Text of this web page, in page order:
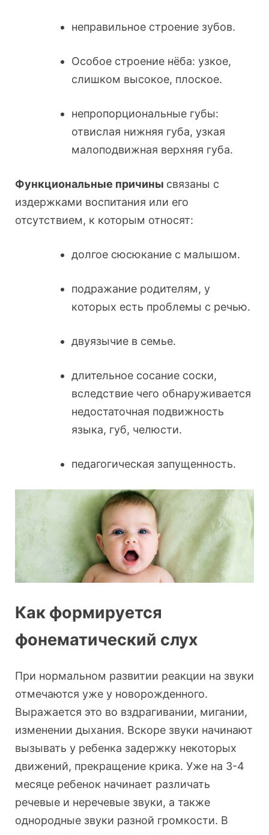
неправильное строение зубов.
Особое строение нёба: узкое,
слишком высокое, плоское.
непропорциональные губы:
отвислая нижняя губа, узкая
малоподвижная верхняя губа.
Функциональные причины связаны с
издержками воспитания или его
отсутствием, к которым относят:
долгое сюсюкание с малышом.
подражание родителям, у
которых есть проблемы с речью.
двуязычие в семье.
длительное сосание соски,
вследствие чего обнаруживается
недостаточная подвижность
языка, губ, челюсти.
педагогическая запущенность.
Как формируется
фонематический слух
При нормальном развитии реакции на звуки
отмечаются уже у новорожденного.
Выражается это во вздрагивании, мигании,
изменении дыхания. Вскоре звуки начинают
вызывать у ребенка задержку некоторых
движений, прекращение крика. Уже на 3-4
месяце ребенок начинает различать
речевые и неречевые звуки, а также
однородные звуки разной громкости. В